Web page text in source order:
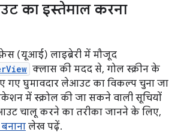
का इस्तेमाल करना
(यूआई) लाइब्रेरी में मौजूद
क्लास की मदद से, गोल स्क्रीन के
गए घुमावदार लेआउट का विकल्प चुना जा
में स्क्रोल की जा सकने वाली सूचियों
चालू करने का तरीका जानने के लिए,
लेख पढ़ें.